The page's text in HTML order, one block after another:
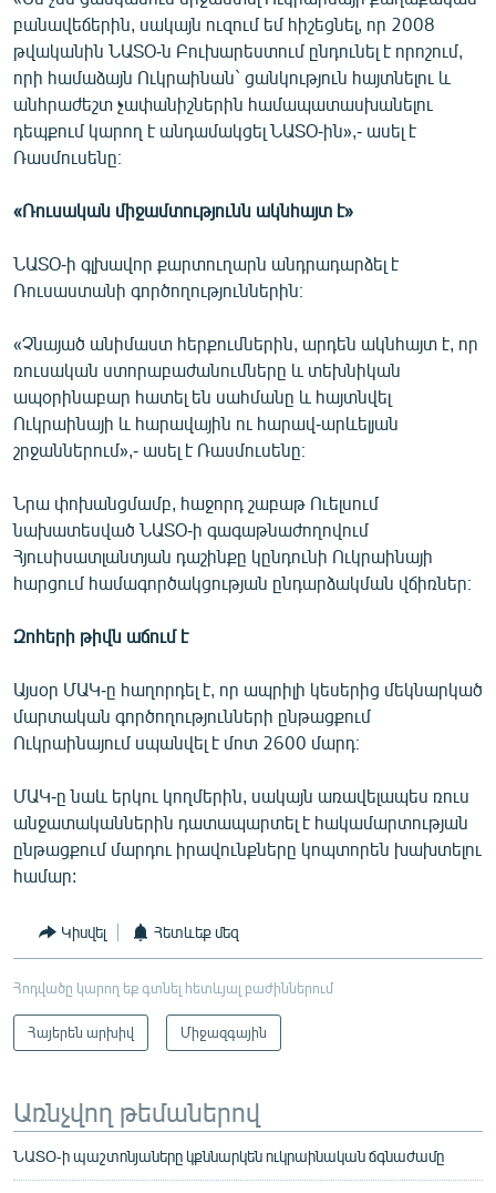
բանավեճերին, սակայն ուզում եմ հիշեցնել, որ 2008
թվականին ՆԱՏՕ-ն Բուխարեստում ընդունել է որոշում,
որի համաձայն Ուկրաինան` ցանկություն հայտնելու և
անհրաժեշտ չափանիշներին համապատասխանելու
դեպքում կարող է անդամակցել ՆԱՏՕ-ին»,- ասել է
Ռասմուսենը։
«Ռուսական միջամտությունն ակնհայտ է»
ՆԱՏՕ-ի գլխավոր քարտուղարն անդրադարձել է
Ռուսաստանի գործողություններին։
«Չնայած անիմաստ հերքումներին, արդեն ակնհայտ է, որ
ռուսական ստորաբաժանումները և տեխնիկան
ապօրինաբար հատել են սահմանը և հայտնվել
Ուկրաինայի և հարավային ու հարավ-արևելյան
շրջաններում»,- ասել է Ռասմուսենը։
Նրա փոխանցմամբ, հաջորդ շաբաթ Ուելսում
նախատեսված ՆԱՏՕ-ի գագաթնաժողովում
Հյուսիսատլանտյան դաշինքը կընդունի Ուկրաինայի
հարցում համագործակցության ընդարձակման վճիռներ։
Զոհերի թիվն աճում է
Այսօր ՄԱԿ-ը հաղորդել է, որ ապրիլի կեսերից մեկնարկած
մարտական գործողությունների ընթացքում
Ուկրաինայում սպանվել է մոտ 2600 մարդ։
ՄԱԿ-ը նաև երկու կողմերին, սակայն առավելապես ռուս
անջատականներին դատապարտել է հակամարտության
ընթացքում մարդու իրավունքները կոպտորեն խախտելու
համար:
Կիսվել Հետևեք մեզ
Հոդվածը կարող եք գտնել հետևյալ բաժիններում
Հայերեն արխիվ Միջազգային
Առնչվող թեմաներով
ՆԱՏՕ-ի պաշտոնյաները կքննարկեն ուկրաինական ճգնաժամը